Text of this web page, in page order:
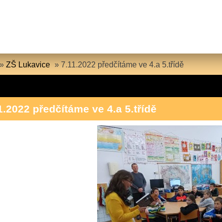
ZŠ Lukavice »7.11.2022 předčítáme ve 4.a 5.třídě
předčítáme ve 4.a 5.třídě